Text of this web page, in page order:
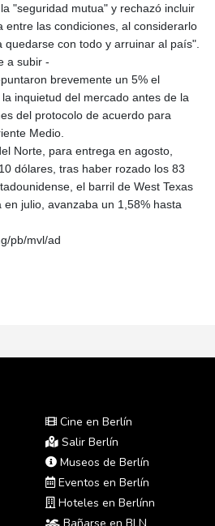
"seguridad mutua" y rechazó incluir
entre las condiciones, al considerarlo
con todo y arruinar al país".
a subir -
brevemente un 5% el
inquietud del mercado antes de la
del protocolo de acuerdo para
Medio.
Norte, para entrega en agosto,
dólares, tras haber rozado los 83
el barril de West Texas
julio, avanzaba un 1,58% hasta
pb/mvl/ad
Cine en Berlín
Salir Berlín
Museos de Berlín
Eventos en Berlín
Hoteles en Berlínn